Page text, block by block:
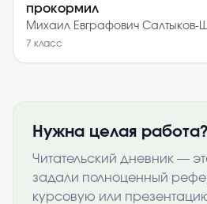
прокормил
Михаил Евграфович Салтыков-
7 класс
Нужна целая работа?
Читательский дневник —
задали полноценный
курсовую или